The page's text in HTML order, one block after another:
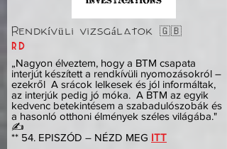
Rendkívüli vizsgálatok 🇬🇧
rúd
„Nagyon élveztem, hogy a BTM csapata
interjút készített a rendkívüli nyomozásokról –
ezekről A srácok lelkesek és jól informáltak,
az interjúk pedig jó móka. A BTM az egyik
kedvenc betekintésem a szabadulószobák és
a hasonló otthoni élmények széles világába."
✍️
** 54. EPISZÓD – NÉZD MEG ITT